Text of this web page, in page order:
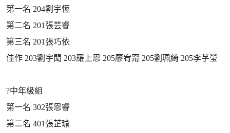
第一名 204劉宇恆
第二名 201張芸睿
第三名 201張巧依
佳作 203劉宇閎 203羅上恩 205廖宥甯 205劉珮綺 205李芓瑩
?中年級組
第一名 302張恩睿
第二名 401張芷瑜